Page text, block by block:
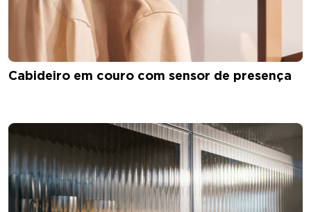
Cabideiro em couro com sensor de presença